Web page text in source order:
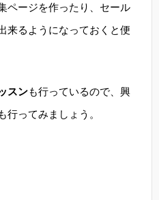
ページを作ったり、セール
来るようになっておくと便
スンも行っているので、興
行ってみましょう。